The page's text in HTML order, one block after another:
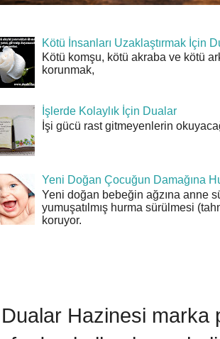
Kötü İnsanları Uzaklaştırmak İçin
Kötü komşu, kötü akraba ve kötü
korunmak,
İşlerde Kolaylık İçin Dualar
İşi gücü rast gitmeyenlerin
Yeni Doğan Çocuğun Damağına
Yeni doğan bebeğin ağzına anne
yumuşatılmış hurma sürülmesi
koruyor.
Dualar Hazinesi marka